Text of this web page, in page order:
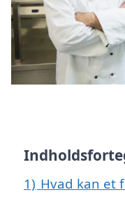
1) Hvad kan et